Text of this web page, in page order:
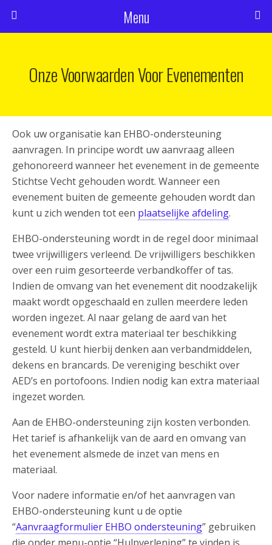
Menu
Onze Voorwaarden Voor Evenementen
Ook uw organisatie kan EHBO-ondersteuning
aanvragen. In principe wordt uw aanvraag alleen
gehonoreerd wanneer het evenement in de gemeente
Stichtse Vecht gehouden wordt. Wanneer een
evenement buiten de gemeente gehouden wordt dan
kunt u zich wenden tot een plaatselijke afdeling.
EHBO-ondersteuning wordt in de regel door minimaal
twee vrijwilligers verleend. De vrijwilligers beschikken
over een ruim gesorteerde verbandkoffer of tas.
Indien de omvang van het evenement dit noodzakelijk
maakt wordt opgeschaald en zullen meerdere leden
worden ingezet. Al naar gelang de aard van het
evenement wordt extra materiaal ter beschikking
gesteld. U kunt hierbij denken aan verbandmiddelen,
dekens en brancards. De vereniging beschikt over
AED’s en portofoons. Indien nodig kan extra materiaal
ingezet worden.
Aan de EHBO-ondersteuning zijn kosten verbonden.
Het tarief is afhankelijk van de aard en omvang van
het evenement alsmede de inzet van mens en
materiaal.
Voor nadere informatie en/of het aanvragen van
EHBO-ondersteuning kunt u de optie
“Aanvraagformulier EHBO ondersteuning” gebruiken